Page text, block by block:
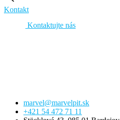
Kontakt
Kontaktujte nás
marvel@marvelpit.sk
+421 54 472 71 11